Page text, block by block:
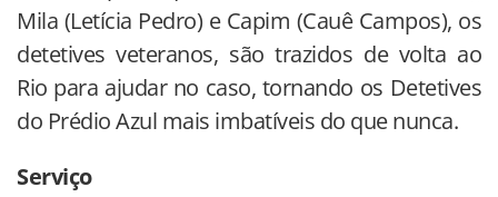
Mila (Letícia Pedro) e Capim (Cauê Campos), os
detetives veteranos, são trazidos de volta ao
Rio para ajudar no caso, tornando os Detetives
do Prédio Azul mais imbatíveis do que nunca.
Serviço